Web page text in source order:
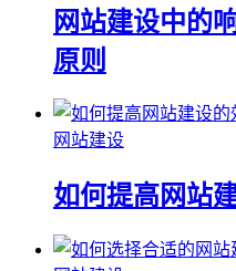
网站建设中的
原则
网站建设
如何提高网站